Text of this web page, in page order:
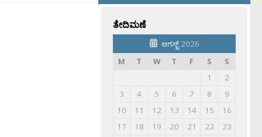
ತೇದಿಮಣೆ
ಆಗಸ್ಟ್ 2026
M
T W T F S
S
1
2
3
4 5 6 7 8
9
10
11 12 13 14 15
16
17
18 19 20 21 22
23